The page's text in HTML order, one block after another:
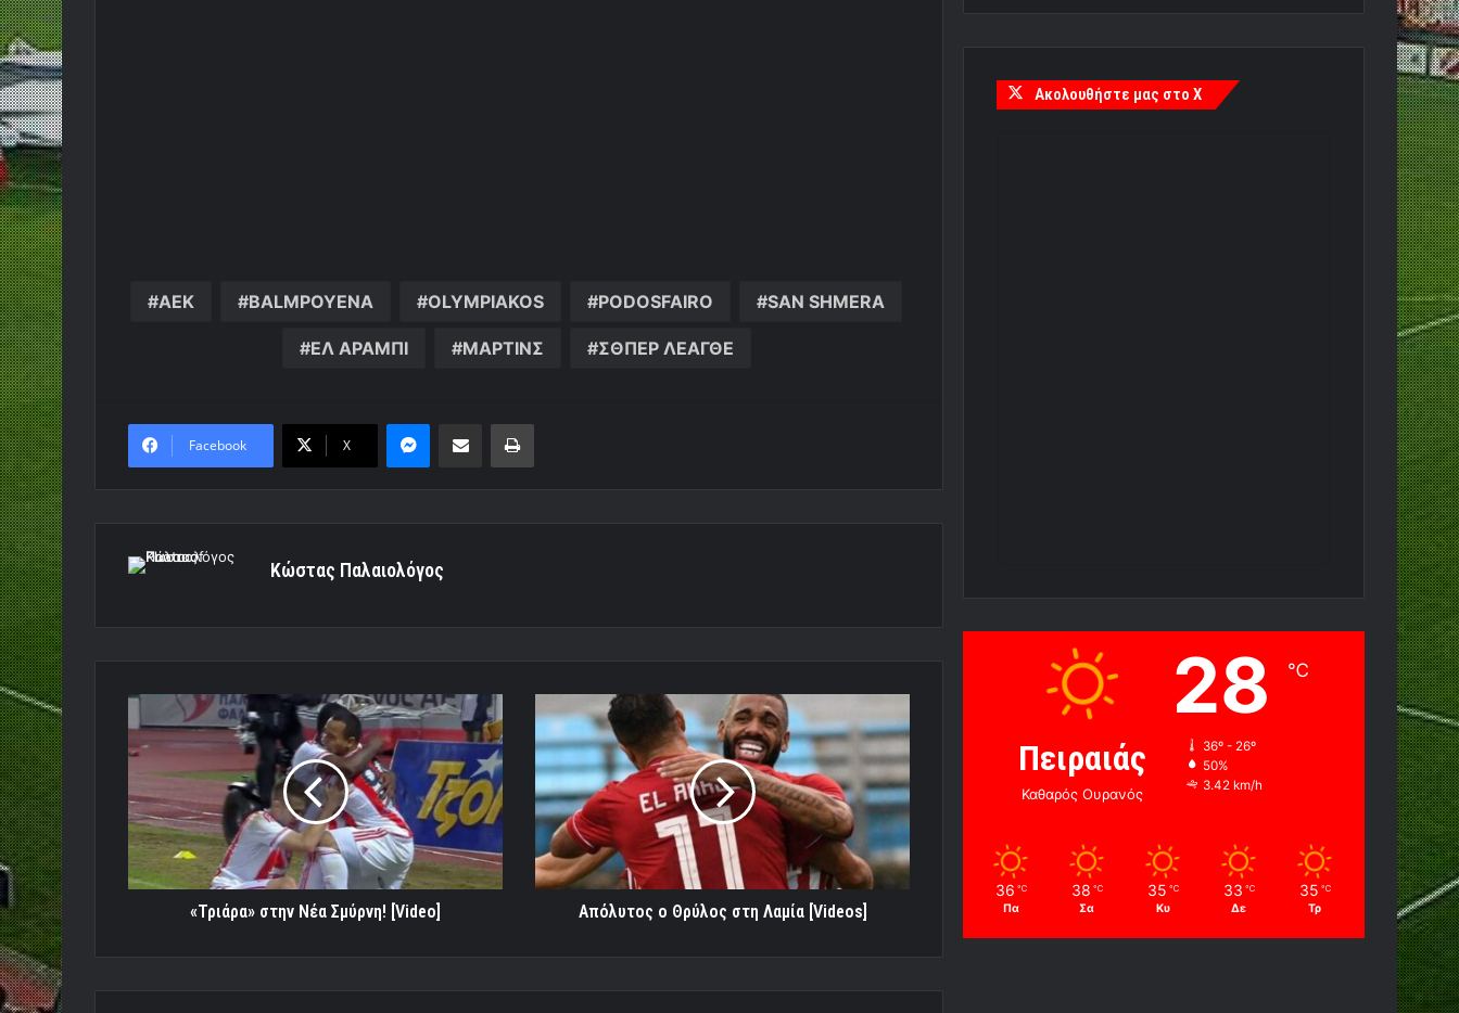
AEK BALMPOYENA OLYMPIAKOS PODOSFAIRO SAN SHMERA
ΕΛ ΑΡΑΜΠΙ ΜΑΡΤΙΝΣ ΣΘΠΕΡ ΛΕΑΓΘΕ
Facebook X
MessengerΚοινοποίηση μέσω ηλεκτρονικού ταχυδρομείουΕκτύπωση
Κώστας Παλαιολόγος
«Τριάρα»
στην
Nέα
Σμύρνη!
[Video]
«Τριάρα» στην Nέα Σμύρνη! [Video]
ο
Θρύλος
στη
Λαμία
[Videos]
Απόλυτος ο Θρύλος στη Λαμία [Videos]
Ακολουθήστε μας στο X
Πειραιάς
Καθαρός Ουρανός
28 ℃
36º - 26º
50%
3.42 km/h
36 ℃
Πα
38 ℃
Σα
35 ℃
Κυ
33 ℃
Δε
35 ℃
Τρ